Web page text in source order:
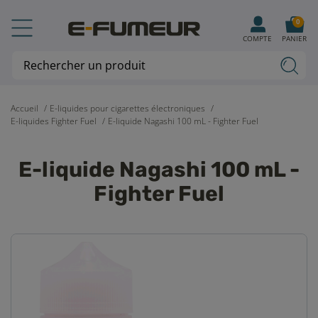
Accueil
E-liquides pour cigarettes électroniques
E-liquides Fighter Fuel
E-liquide Nagashi 100 mL - Fighter Fuel
E-liquide Nagashi 100 mL -
Fighter Fuel
COMPTE PANIER
0